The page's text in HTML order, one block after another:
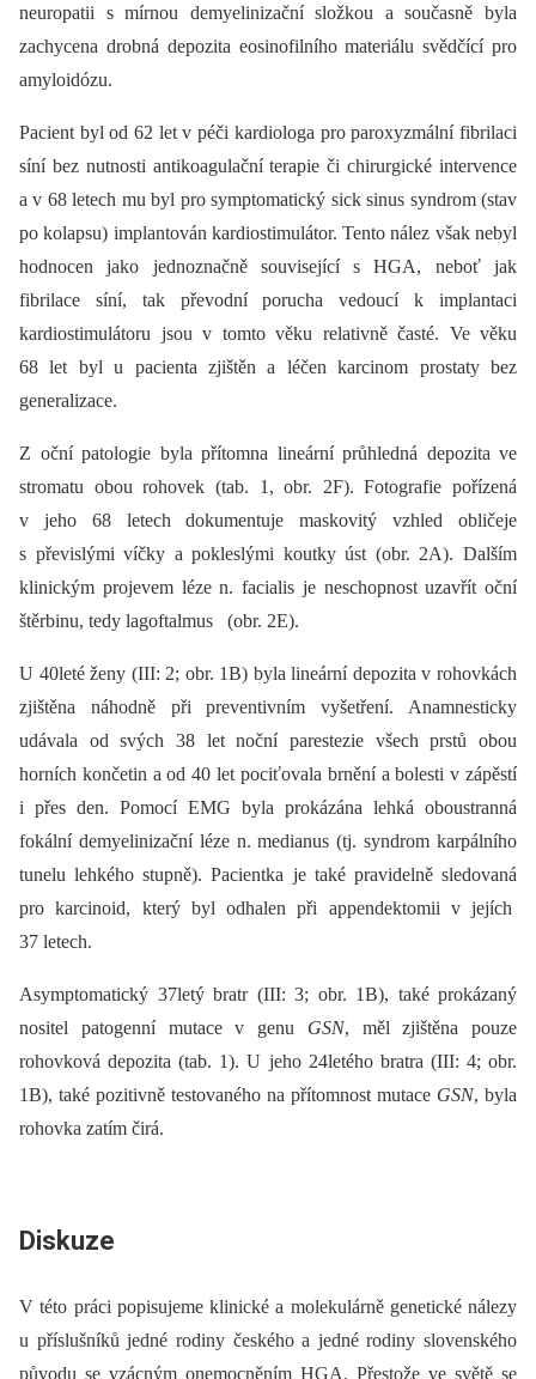
neuropatii s mírnou demyelinizační složkou a současně byla
zachycena drobná depozita eosinofilního materiálu svědčící pro
amyloidózu.
Pacient byl od 62 let v péči kardiologa pro paroxyzmální fibrilaci
síní bez nutnosti antikoagulační terapie či chirurgické intervence
a v 68 letech mu byl pro symptomatický sick sinus syndrom (stav
po kolapsu) implantován kardiostimulátor. Tento nález však nebyl
hodnocen jako jednoznačně související s HGA, neboť jak
fibrilace síní, tak převodní porucha vedoucí k implantaci
kardiostimulátoru jsou v tomto věku relativně časté. Ve věku
68 let byl u pacienta zjištěn a léčen karcinom prostaty bez
generalizace.
Z oční patologie byla přítomna lineární průhledná depozita ve
stromatu obou rohovek (tab. 1, obr. 2F). Fotografie pořízená
v jeho 68 letech dokumentuje maskovitý vzhled obličeje
s převislými víčky a pokleslými koutky úst (obr. 2A). Dalším
klinickým projevem léze n. facialis je neschopnost uzavřít oční
štěrbinu, tedy lagoftalmus (obr. 2E).
U 40leté ženy (III: 2; obr. 1B) byla lineární depozita v rohovkách
zjištěna náhodně při preventivním vyšetření. Anamnesticky
udávala od svých 38 let noční parestezie všech prstů obou
horních končetin a od 40 let pociťovala brnění a bolesti v zápěstí
i přes den. Pomocí EMG byla prokázána lehká oboustranná
fokální demyelinizační léze n. medianus (tj. syndrom karpálního
tunelu lehkého stupně). Pacientka je také pravidelně sledovaná
pro karcinoid, který byl odhalen při appendektomii v jejích
37 letech.
Asymptomatický 37letý bratr (III: 3; obr. 1B), také prokázaný
nositel patogenní mutace v genu GSN, měl zjištěna pouze
rohovková depozita (tab. 1). U jeho 24letého bratra (III: 4; obr.
1B), také pozitivně testovaného na přítomnost mutace GSN, byla
rohovka zatím čirá.
Diskuze
V této práci popisujeme klinické a molekulárně genetické nálezy
u příslušníků jedné rodiny českého a jedné rodiny slovenského
původu se vzácným onemocněním HGA. Přestože ve světě se